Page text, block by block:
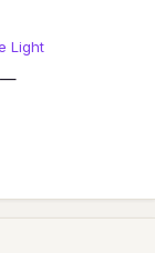
Light
—